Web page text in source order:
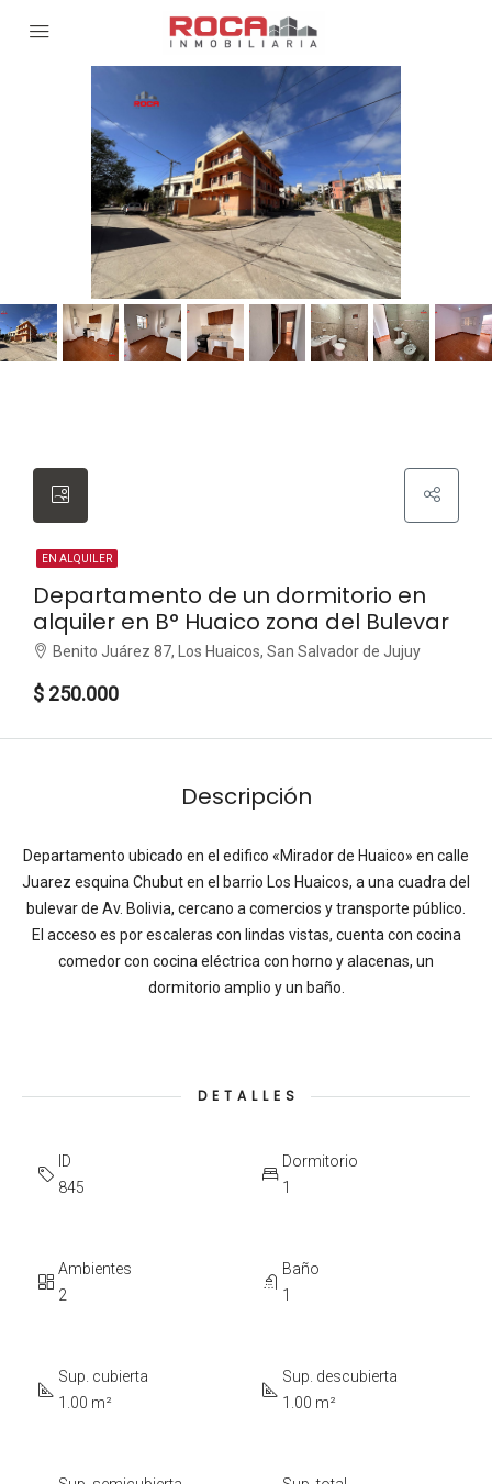
EN ALQUILER
Departamento de un dormitorio en
alquiler en B° Huaico zona del Bulevar
Benito Juárez 87, Los Huaicos, San Salvador de Jujuy
$ 250.000
Descripción
Departamento ubicado en el edifico «Mirador de Huaico» en calle
Juarez esquina Chubut en el barrio Los Huaicos, a una cuadra del
bulevar de Av. Bolivia, cercano a comercios y transporte público.
El acceso es por escaleras con lindas vistas, cuenta con cocina
comedor con cocina eléctrica con horno y alacenas, un
dormitorio amplio y un baño.
DETALLES
ID
845
Dormitorio
1
Ambientes
2
Baño
1
Sup. cubierta
1.00 m²
Sup. descubierta
1.00 m²